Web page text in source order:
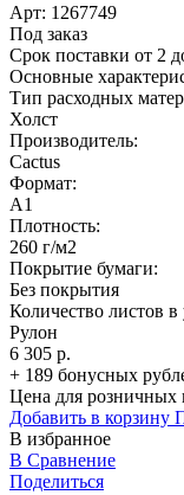
Арт: 1267749
Под заказ
Срок поставки от 2
Основные
Тип расходных
Холст
Производитель:
Cactus
Формат:
A1
Плотность:
260 г/м2
Покрытие бумаги:
Без покрытия
Количество листов
Рулон
6 305 р.
+ 189 бонусных
Цена для розничных
Добавить в корзину
В избранное
В Сравнение
Поделиться